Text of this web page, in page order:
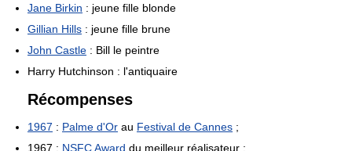
Jane Birkin : jeune fille blonde
Gillian Hills : jeune fille brune
John Castle : Bill le peintre
Harry Hutchinson : l'antiquaire
Récompenses
1967 : Palme d'Or au Festival de Cannes ;
1967 : NSFC Award du meilleur réalisateur ;